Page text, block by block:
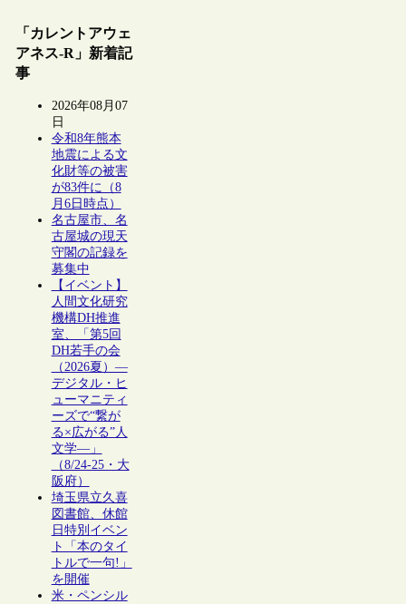
「カレントアウェ
アネス-R」新着記
事
2026年08月07
日
令和8年熊本
地震による文
化財等の被害
が83件に（8
月6日時点）
名古屋市、名
古屋城の現天
守閣の記録を
募集中
【イベント】
人間文化研究
機構DH推進
室、「第5回
DH若手の会
（2026夏）―
デジタル・ヒ
ューマニティ
ーズで“繋が
る×広がる”人
文学―」
（8/24-25・大
阪府）
埼玉県立久喜
図書館、休館
日特別イベン
ト「本のタイ
トルで一句!」
を開催
米・ペンシル